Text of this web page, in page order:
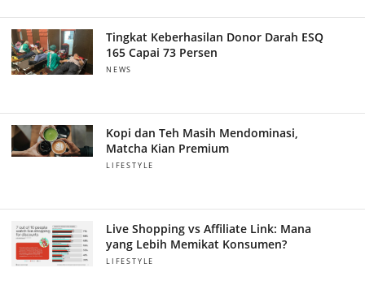
Tingkat Keberhasilan Donor Darah ESQ
165 Capai 73 Persen
NEWS
Kopi dan Teh Masih Mendominasi,
Matcha Kian Premium
LIFESTYLE
Live Shopping vs Affiliate Link: Mana
yang Lebih Memikat Konsumen?
LIFESTYLE